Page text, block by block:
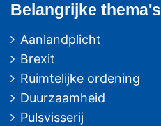
Belangrijke thema's
Aanlandplicht
Brexit
Ruimtelijke ordening
Duurzaamheid
Pulsvisserij